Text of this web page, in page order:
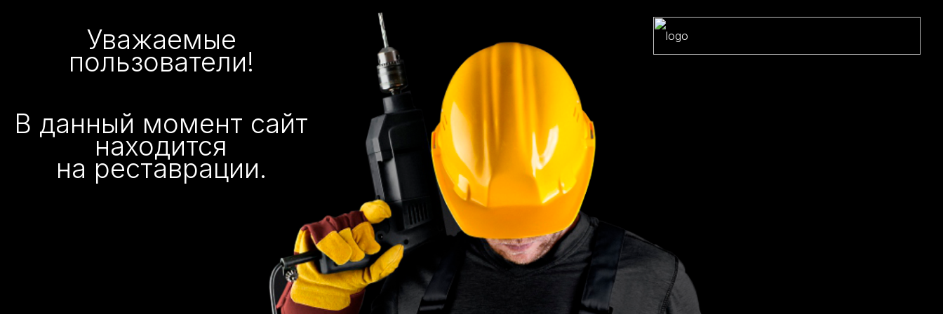
Уважаемые
пользователи!
В данный момент сайт
находится
на реставрации.